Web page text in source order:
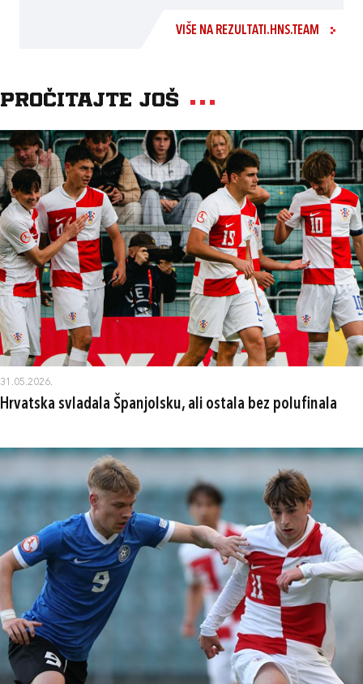
VIŠE NA REZULTATI.HNS.TEAM
Pročitajte još
31.05.2026.
Hrvatska svladala Španjolsku, ali ostala bez polufinala